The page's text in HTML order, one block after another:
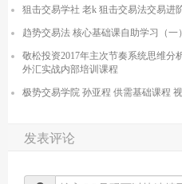
狙击交易学社 老k 狙击交易法交易进
趋势交易法 核心基础课自助学习（一
敬松投资2017年主次节奏系统思维分
外汇实战内部培训课程
极势交易学院 孙亚程 供需基础课程
发表评论